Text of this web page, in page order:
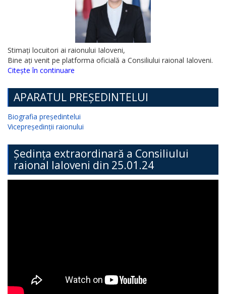
Stimați locuitori ai raionului Ialoveni,
Bine ați venit pe platforma oficială a Consiliului raional Ialoveni.
Citește în continuare
APARATUL PREȘEDINTELUI
Biografia președintelui
Vicepreședinții raionului
Ședința extraordinară a Consiliului
raional Ialoveni din 25.01.24